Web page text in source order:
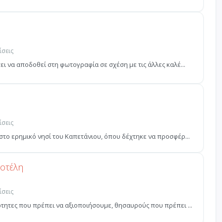
να αποδοθεί στη φωτογραφία σε σχέση με τις άλλες καλέ...
ερημικό νησί του Καπετάνιου, όπου δέχτηκε να προσφέρ...
που πρέπει να αξιοποιήσουμε, θησαυρούς που πρέπει ...